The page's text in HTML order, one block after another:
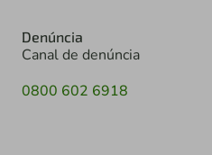
Denúncia
Canal de denúncia
0800 602 6918